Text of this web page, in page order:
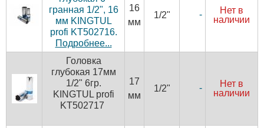
гранная 1/2", 16
мм KINGTUL
profi KT502716.
Подробнее...
16
мм
1/2" -
Нет в
наличии
Головка
глубокая 17мм
1/2" 6гр.
KINGTUL profi
KT502717
17
мм
1/2" -
Нет в
наличии